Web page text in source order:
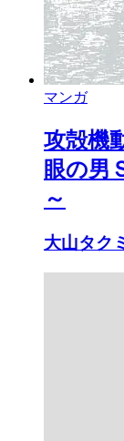
マンガ
攻殻機
眼の男
～
大山タク